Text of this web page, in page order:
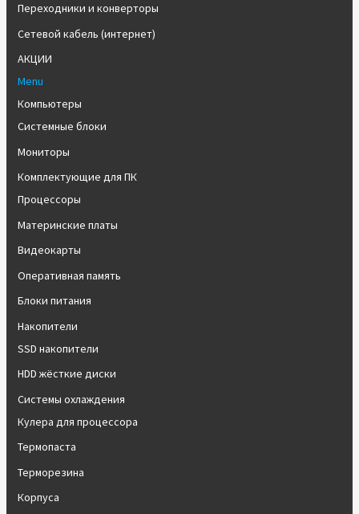
Переходники и конверторы
Сетевой кабель (интернет)
АКЦИИ
Menu
Компьютеры
Системные блоки
Мониторы
Комплектующие для ПК
Процессоры
Материнские платы
Видеокарты
Оперативная память
Блоки питания
Накопители
SSD накопители
HDD жёсткие диски
Системы охлаждения
Кулера для процессора
Термопаста
Терморезина
Корпуса